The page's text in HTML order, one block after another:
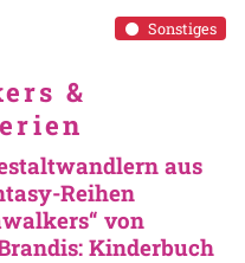
Sonstiges
&
aus
Reihen
von
Kinderbuch